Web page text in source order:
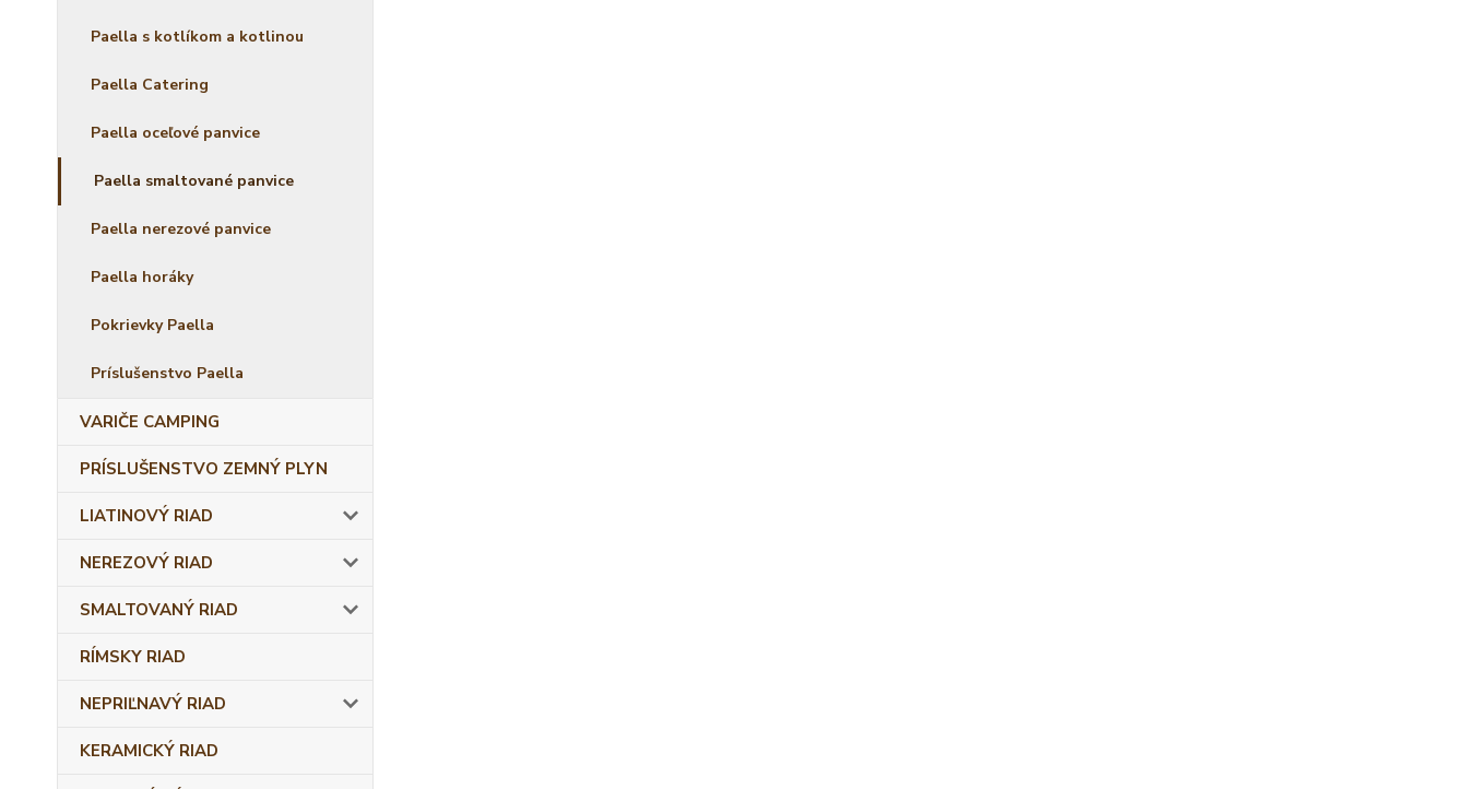
Paella s kotlíkom a kotlinou
Paella Catering
Paella oceľové panvice
Paella smaltované panvice
Paella nerezové panvice
Paella horáky
Pokrievky Paella
Príslušenstvo Paella
VARIČE CAMPING
PRÍSLUŠENSTVO ZEMNÝ PLYN
LIATINOVÝ RIAD
NEREZOVÝ RIAD
SMALTOVANÝ RIAD
RÍMSKY RIAD
NEPRIĽNAVÝ RIAD
KERAMICKÝ RIAD